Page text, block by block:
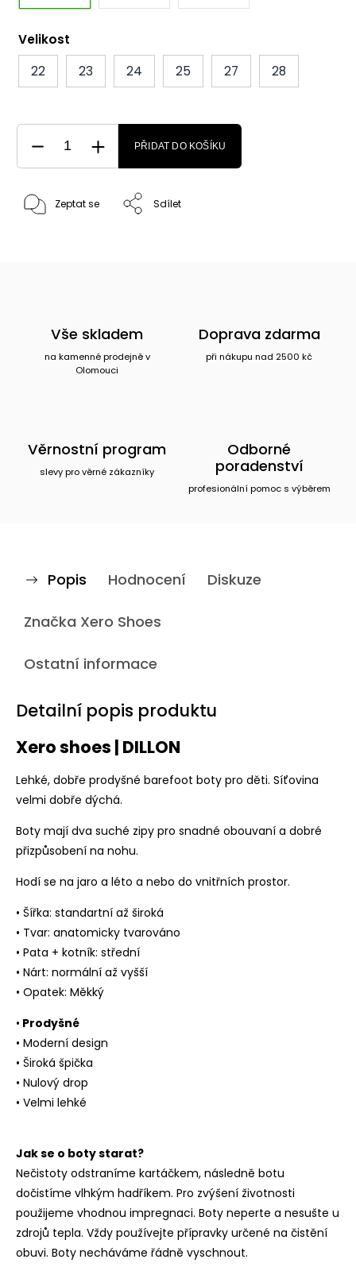
Velikost
22
23 24 25 27 28
PŘIDAT DO KOŠÍKU
Zeptat se Sdílet
Vše skladem
na kamenné prodejně v
Olomouci
Doprava zdarma
při nákupu nad 2500 kč
Věrnostní program
slevy pro věrné zákazníky
Odborné
poradenství
profesionální pomoc s výběrem
Popis Hodnocení Diskuze
Značka Xero Shoes
Ostatní informace
Detailní popis produktu
Xero shoes | DILLON
Lehké, dobře prodyšné barefoot boty pro děti. Síťovina
velmi dobře dýchá.
Boty mají dva suché zipy pro snadné obouvaní a dobré
přizpůsobení na nohu.
Hodí se na jaro a léto a nebo do vnitřních prostor.
• Šířka: standartní až široká
• Tvar: anatomicky tvarováno
• Pata + kotník: střední
• Nárt: normální až vyšší
• Opatek: Měkký
• Prodyšné
• Moderní design
• Široká špička
• Nulový drop
• Velmi lehké
Jak se o boty starat?
Nečistoty odstraníme kartáčkem, následně botu
dočistíme vlhkým hadříkem. Pro zvýšení životnosti
použijeme vhodnou impregnaci. Boty neperte a nesušte u
zdrojů tepla. Vždy používejte přípravky určené na čistění
obuvi. Boty necháváme řádně vyschnout.